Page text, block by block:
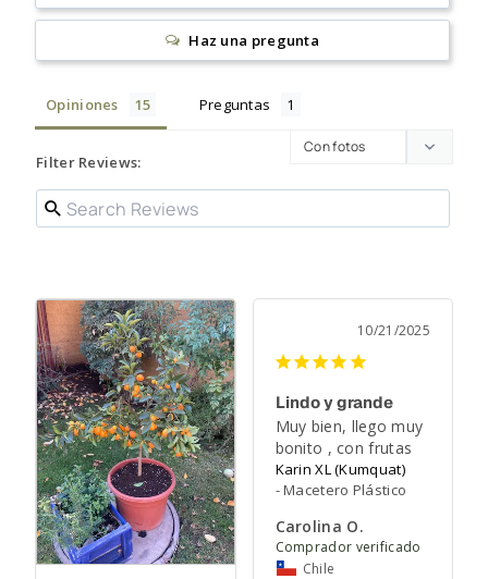
Haz una pregunta
Opiniones Preguntas
Filter Reviews:
10/21/2025
Lindo y grande
Muy bien, llego muy
bonito , con frutas
Karin XL (Kumquat)
Macetero Plástico
Carolina O.
Chile